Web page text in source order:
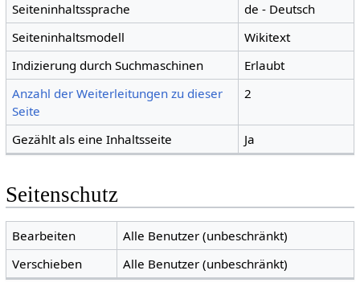
Seiteninhaltssprache
de - Deutsch
Seiteninhaltsmodell
Wikitext
Indizierung durch Suchmaschinen
Erlaubt
Anzahl der Weiterleitungen zu dieser
Seite
2
Gezählt als eine Inhaltsseite Ja
Seitenschutz
Bearbeiten
Alle Benutzer (unbeschränkt)
Verschieben
Alle Benutzer (unbeschränkt)